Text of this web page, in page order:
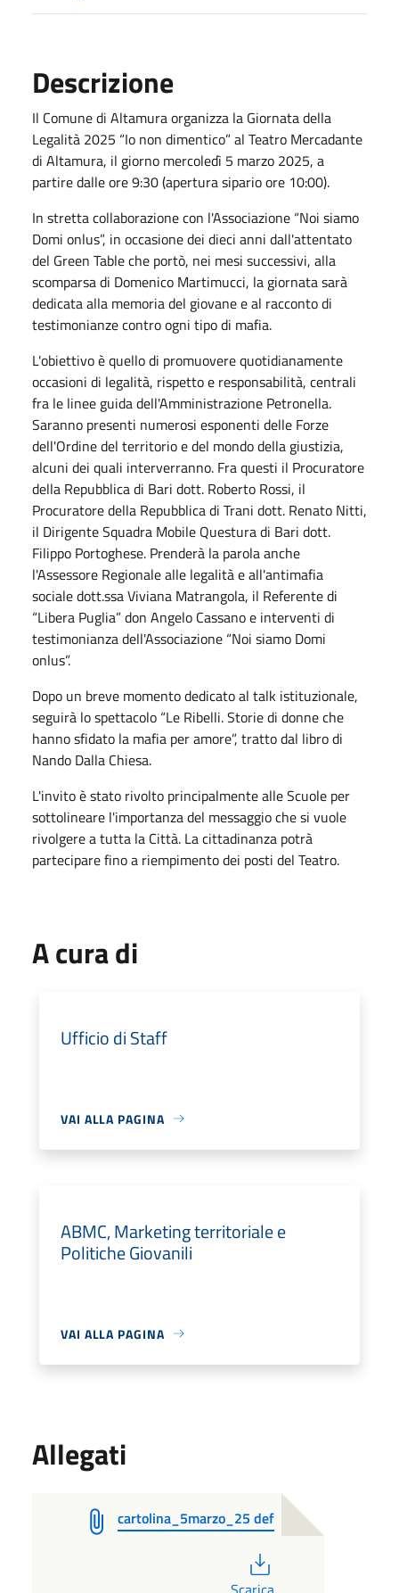
Descrizione
Il Comune di Altamura organizza la Giornata della
Legalità 2025 “Io non dimentico” al Teatro Mercadante
di Altamura, il giorno mercoledì 5 marzo 2025, a
partire dalle ore 9:30 (apertura sipario ore 10:00).
In stretta collaborazione con l'Associazione “Noi siamo
Domi onlus”, in occasione dei dieci anni dall'attentato
del Green Table che portò, nei mesi successivi, alla
scomparsa di Domenico Martimucci, la giornata sarà
dedicata alla memoria del giovane e al racconto di
testimonianze contro ogni tipo di mafia.
L'obiettivo è quello di promuovere quotidianamente
occasioni di legalità, rispetto e responsabilità, centrali
fra le linee guida dell'Amministrazione Petronella.
Saranno presenti numerosi esponenti delle Forze
dell'Ordine del territorio e del mondo della giustizia,
alcuni dei quali interverranno. Fra questi il Procuratore
della Repubblica di Bari dott. Roberto Rossi, il
Procuratore della Repubblica di Trani dott. Renato Nitti,
il Dirigente Squadra Mobile Questura di Bari dott.
Filippo Portoghese. Prenderà la parola anche
l'Assessore Regionale alle legalità e all'antimafia
sociale dott.ssa Viviana Matrangola, il Referente di
“Libera Puglia” don Angelo Cassano e interventi di
testimonianza dell'Associazione “Noi siamo Domi
onlus”.
Dopo un breve momento dedicato al talk istituzionale,
seguirà lo spettacolo “Le Ribelli. Storie di donne che
hanno sfidato la mafia per amore”, tratto dal libro di
Nando Dalla Chiesa.
L'invito è stato rivolto principalmente alle Scuole per
sottolineare l'importanza del messaggio che si vuole
rivolgere a tutta la Città. La cittadinanza potrà
partecipare fino a riempimento dei posti del Teatro.
A cura di
Ufficio di Staff
VAI ALLA PAGINA
ABMC, Marketing territoriale e
Politiche Giovanili
VAI ALLA PAGINA
Allegati
cartolina_5marzo_25 def